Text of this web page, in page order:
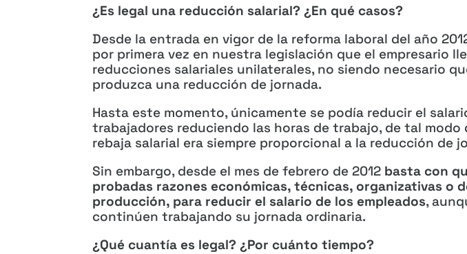
¿Es legal una reducción salarial? ¿En qué casos?
Desde la entrada en vigor de la reforma laboral del año
por primera vez en nuestra legislación que el empresario
reducciones salariales unilaterales, no siendo necesario
produzca una reducción de jornada.
Hasta este momento, únicamente se podía reducir el
trabajadores reduciendo las horas de trabajo, de tal modo
rebaja salarial era siempre proporcional a la reducción de
Sin embargo, desde el mes de febrero de 2012 basta con
probadas razones económicas, técnicas, organizativas o
producción, para reducir el salario de los empleados,
continúen trabajando su jornada ordinaria.
¿Qué cuantía es legal? ¿Por cuánto tiempo?